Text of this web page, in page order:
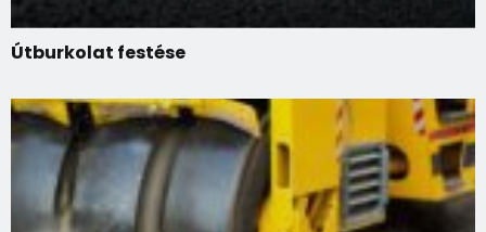
Útburkolat festése